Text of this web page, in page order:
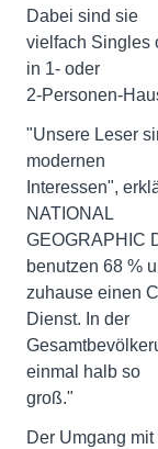
Dabei sind sie
vielfach Singles
in 1- oder
2-Personen-
"Unsere Leser
modernen
Interessen",
NATIONAL
GEOGRAPHIC
benutzen 68 %
zuhause einen
Dienst. In der
einmal halb so
groß."
Der Umgang